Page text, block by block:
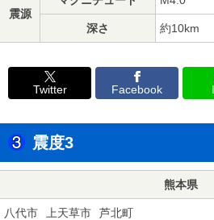
震源
深さ 約10km
Twitter Facebook
震度3
熊本県
八代市 上天草市 芦北町